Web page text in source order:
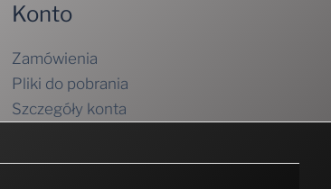
Konto
Zamówienia
Pliki do pobrania
Szczegóły konta